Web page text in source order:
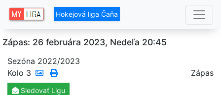
Hokejová liga Čaňa
Zápas: 26 februára 2023, Nedeľa 20:45
Sezóna 2022/2023
Kolo 3 Zápas
Sledovať Ligu